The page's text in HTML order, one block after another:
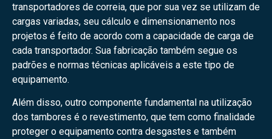
transportadores de correia, que por sua vez se utilizam de
cargas variadas, seu cálculo e dimensionamento nos
projetos é feito de acordo com a capacidade de carga de
cada transportador. Sua fabricação também segue os
padrões e normas técnicas aplicáveis a este tipo de
equipamento.
Além disso, outro componente fundamental na utilização
dos tambores é o revestimento, que tem como finalidade
proteger o equipamento contra desgastes e também